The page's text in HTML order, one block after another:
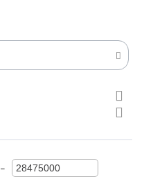
Minimum Price
-
Maximum Price